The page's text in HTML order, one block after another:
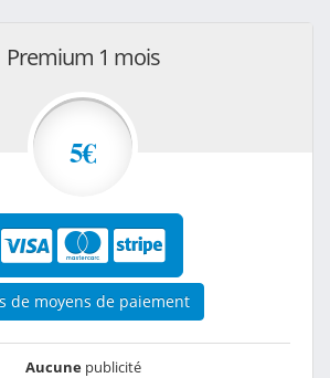
Premium 1 mois
5€
de moyens de paiement
Aucunepublicité